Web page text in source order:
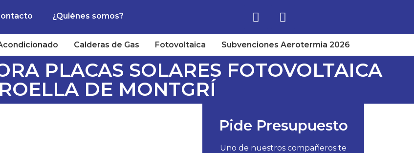
¿Quiénes somos?
Calderas de Gas Fotovoltaica Subvenciones Aerotermia 2026
PLACAS SOLARES FOTOVOLTAICA
DE MONTGRÍ
Pide Presupuesto
Uno de nuestros compañeros te